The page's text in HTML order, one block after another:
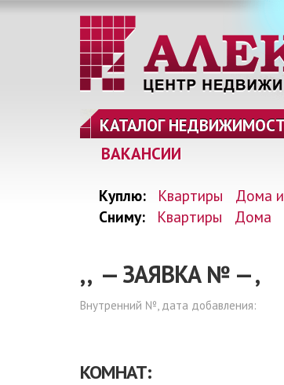
КАТАЛОГ
ВАКАНСИИ
Куплю: Квартиры Дома
Сниму:
Квартиры Дома
, , — ЗАЯВКА № —,
Внутренний №, дата добавления:
КОМНАТ: